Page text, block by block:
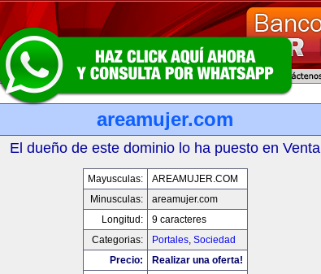
areamujer.com
El dueño de este dominio lo ha puesto en Venta
Mayusculas:
AREAMUJER.COM
Minusculas:
areamujer.com
Longitud:
9 caracteres
Categorias:
Portales, Sociedad
Precio:
Realizar una oferta!